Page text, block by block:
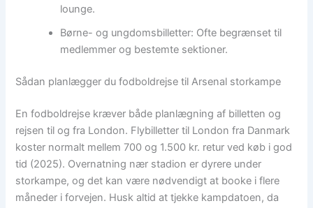
lounge.
Børne- og ungdomsbilletter: Ofte begrænset til
medlemmer og bestemte sektioner.
Sådan planlægger du fodboldrejse til Arsenal storkampe
En fodboldrejse kræver både planlægning af billetten og
rejsen til og fra London. Flybilletter til London fra Danmark
koster normalt mellem 700 og 1.500 kr. retur ved køb i god
tid (2025). Overnatning nær stadion er dyrere under
storkampe, og det kan være nødvendigt at booke i flere
måneder i forvejen. Husk altid at tjekke kampdatoen, da